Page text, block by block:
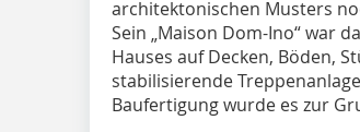
architektonischen Musters
Sein „Maison Dom-Ino“ war
Hauses auf Decken, Böden,
stabilisierende
Baufertigung wurde es zur